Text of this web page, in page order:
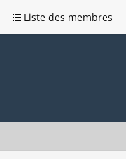
Liste des membres